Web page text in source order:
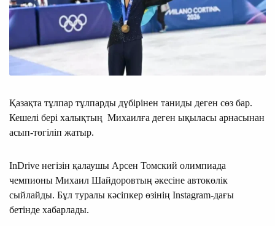
Қазақта тұлпар тұлпарды дүбірінен таниды деген сөз бар.
Кешелі бері халықтың Михаилға деген ықыласы арнасынан
асып-төгіліп жатыр.
InDrive негізін қалаушы Арсен Томский олимпиада
чемпионы Михаил Шайдоровтың әкесіне автокөлік
сыйлайды. Бұл туралы кәсіпкер өзінің Instagram-дағы
бетінде хабарлады.